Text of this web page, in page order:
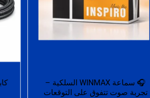
كابل شحن سريع Type-C إلى Type-
C بقدرة 100W